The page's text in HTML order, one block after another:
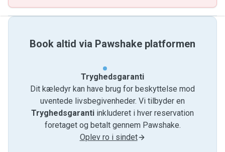
Book altid via Pawshake platformen
Tryghedsgaranti
Dit kæledyr kan have brug for beskyttelse mod
uventede livsbegivenheder. Vi tilbyder en
Tryghedsgaranti inkluderet i hver reservation
foretaget og betalt gennem Pawshake.
Oplev ro i sindet